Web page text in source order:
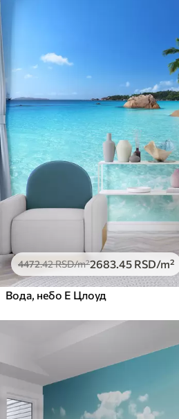
4472.42RSD/m²2683.45 RSD/m²
Вода, небо Е Цлоуд